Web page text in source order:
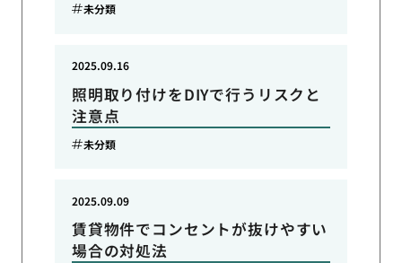
未分類
照明取り付けをDIYで行うリスクと
注意点
2025.09.16
未分類
賃貸物件でコンセントが抜けやすい
場合の対処法
2025.09.09